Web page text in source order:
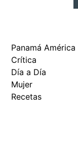
Panamá América
Crítica
Día a Día
Mujer
Recetas